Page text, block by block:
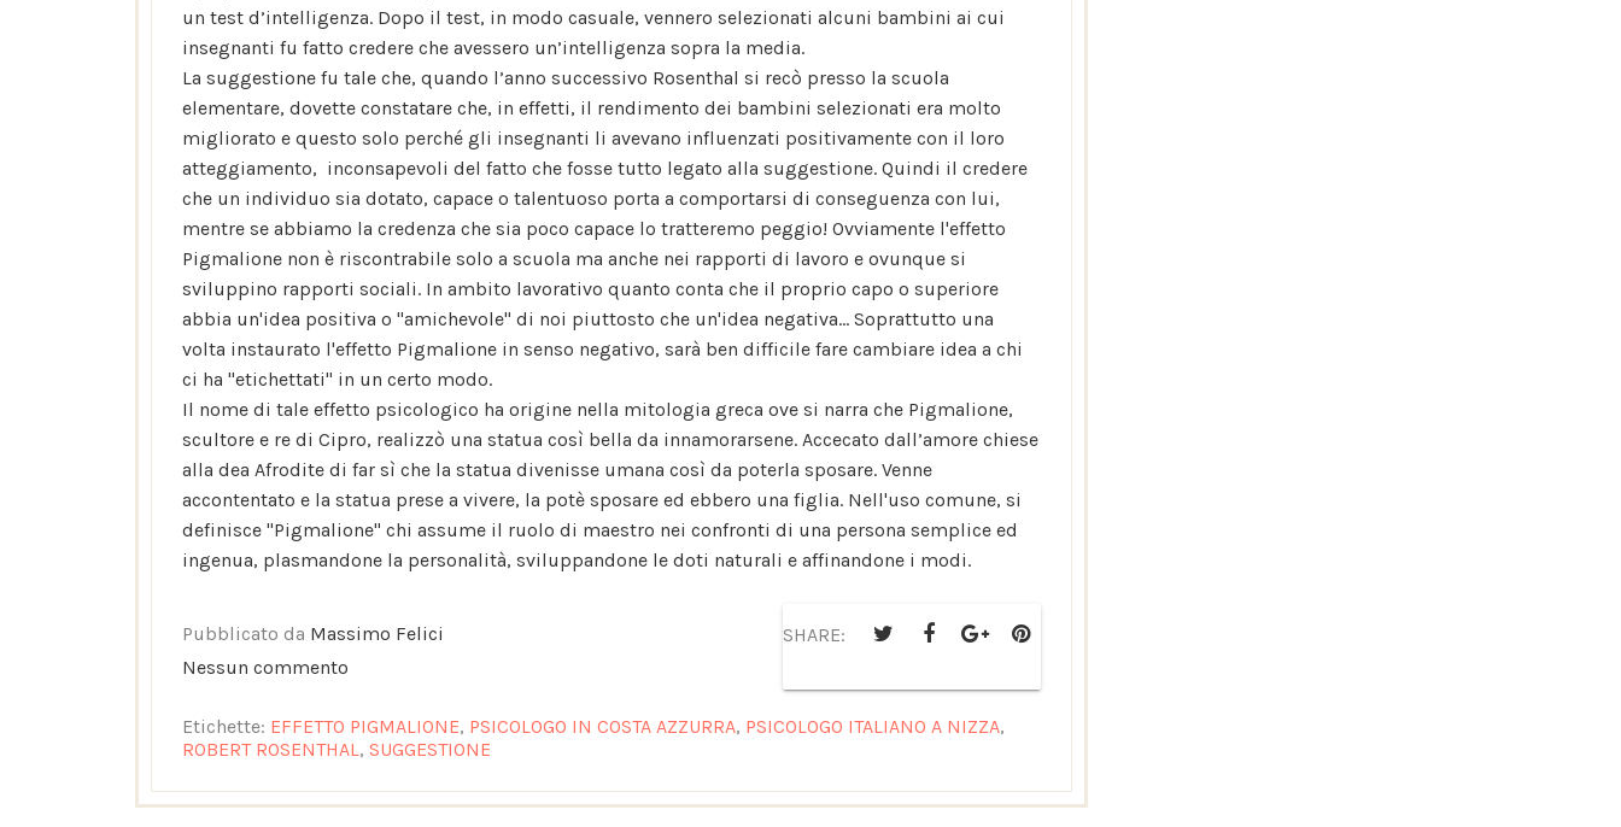
un test d’intelligenza. Dopo il test, in modo casuale, vennero selezionati alcuni bambini ai cui
insegnanti fu fatto credere che avessero un’intelligenza sopra la media.
La suggestione fu tale che, quando l’anno successivo Rosenthal si recò presso la scuola
elementare, dovette constatare che, in effetti, il rendimento dei bambini selezionati era molto
migliorato e questo solo perché gli insegnanti li avevano influenzati positivamente con il loro
atteggiamento, inconsapevoli del fatto che fosse tutto legato alla suggestione. Quindi il credere
che un individuo sia dotato, capace o talentuoso porta a comportarsi di conseguenza con lui,
mentre se abbiamo la credenza che sia poco capace lo tratteremo peggio! Ovviamente l'effetto
Pigmalione non è riscontrabile solo a scuola ma anche nei rapporti di lavoro e ovunque si
sviluppino rapporti sociali. In ambito lavorativo quanto conta che il proprio capo o superiore
abbia un'idea positiva o "amichevole" di noi piuttosto che un'idea negativa... Soprattutto una
volta instaurato l'effetto Pigmalione in senso negativo, sarà ben difficile fare cambiare idea a chi
ci ha "etichettati" in un certo modo.
Il nome di tale effetto psicologico ha origine nella mitologia greca ove si narra che Pigmalione,
scultore e re di Cipro, realizzò una statua così bella da innamorarsene. Accecato dall’amore chiese
alla dea Afrodite di far sì che la statua divenisse umana così da poterla sposare. Venne
accontentato e la statua prese a vivere, la potè sposare ed ebbero una figlia. Nell'uso comune, si
definisce "Pigmalione" chi assume il ruolo di maestro nei confronti di una persona semplice ed
ingenua, plasmandone la personalità, sviluppandone le doti naturali e affinandone i modi.
Pubblicato da Massimo Felici
Nessun commento
SHARE:
Etichette: EFFETTO PIGMALIONE, PSICOLOGO IN COSTA AZZURRA, PSICOLOGO ITALIANO A NIZZA,
ROBERT ROSENTHAL, SUGGESTIONE